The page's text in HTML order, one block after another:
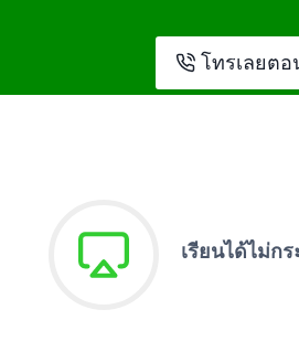
โทรเลยต
เรียนได้ไม่ก